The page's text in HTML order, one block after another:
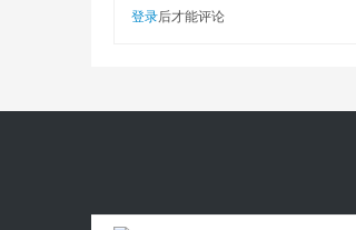
发现，那些天大的烦恼，好像
登录后才能评论